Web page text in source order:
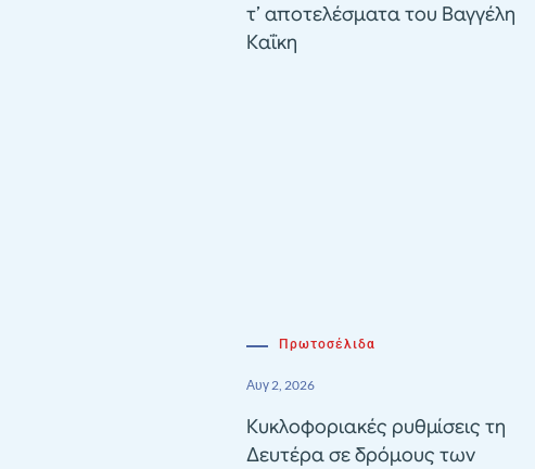
τ’ αποτελέσματα του Βαγγέλη
Καΐκη
Πρωτοσέλιδα
Αυγ 2, 2026
Κυκλοφοριακές ρυθμίσεις τη
Δευτέρα σε δρόμους των